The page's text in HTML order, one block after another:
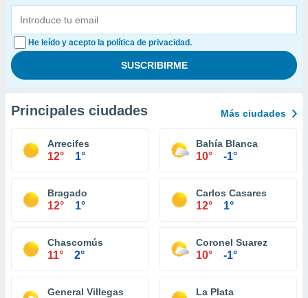
He leído y acepto la política de privacidad.
Principales ciudades Más ciudades
Arrecifes
12° 1°
Bahía Blanca
10° -1°
Bragado
12° 1°
Carlos Casares
12° 1°
Chascomús
11° 2°
Coronel Suarez
10° -1°
General Villegas La Plata